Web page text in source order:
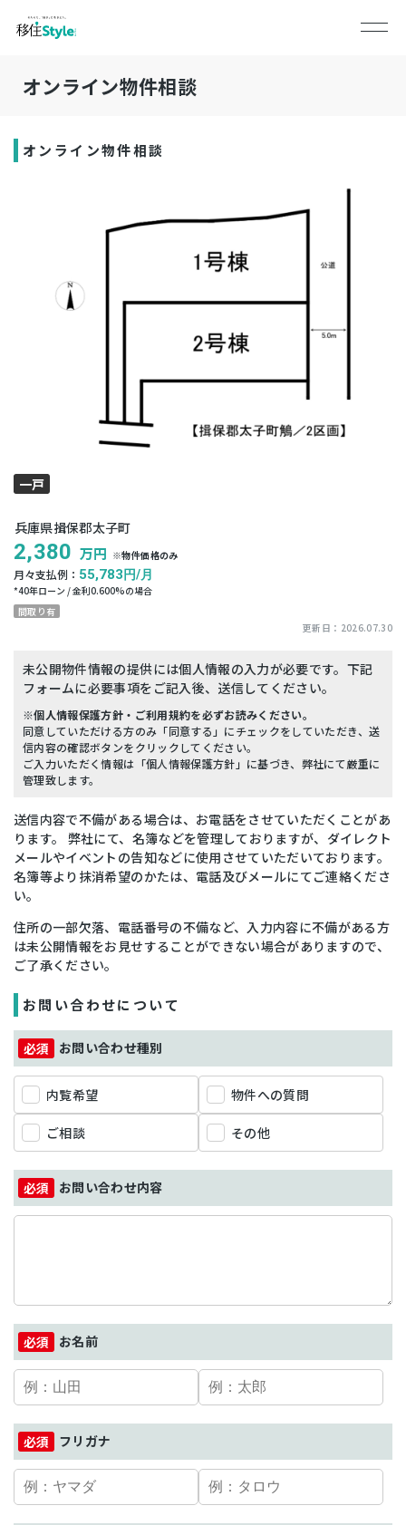
オンライン物件相談
オンライン物件相談
一戸
兵庫県揖保郡太子町
2,380 万円 ※物件価格のみ
月々支払例： 55,783円/月
*40年ローン / 金利0.600%の場合
間取り有
更新日： 2026.07.30
未公開物件情報の提供には個人情報の入力が必要です。下記
フォームに必要事項をご記入後、送信してください。
※個人情報保護方針・ご利用規約を必ずお読みください。
同意していただける方のみ「同意する」にチェックをしていただき、送
信内容の確認ボタンをクリックしてください。
ご入力いただく情報は「個人情報保護方針」に基づき、弊社にて厳重に
管理致します。
送信内容で不備がある場合は、お電話をさせていただくことがあ
ります。 弊社にて、名簿などを管理しておりますが、ダイレクト
メールやイベントの告知などに使用させていただいております。
名簿等より抹消希望のかたは、電話及びメールにてご連絡くださ
い。
住所の一部欠落、電話番号の不備など、入力内容に不備がある方
は未公開情報をお見せすることができない場合がありますので、
ご了承ください。
お問い合わせについて
お問い合わせ種別
内覧希望 物件への質問
ご相談 その他
お問い合わせ内容
お名前
フリガナ